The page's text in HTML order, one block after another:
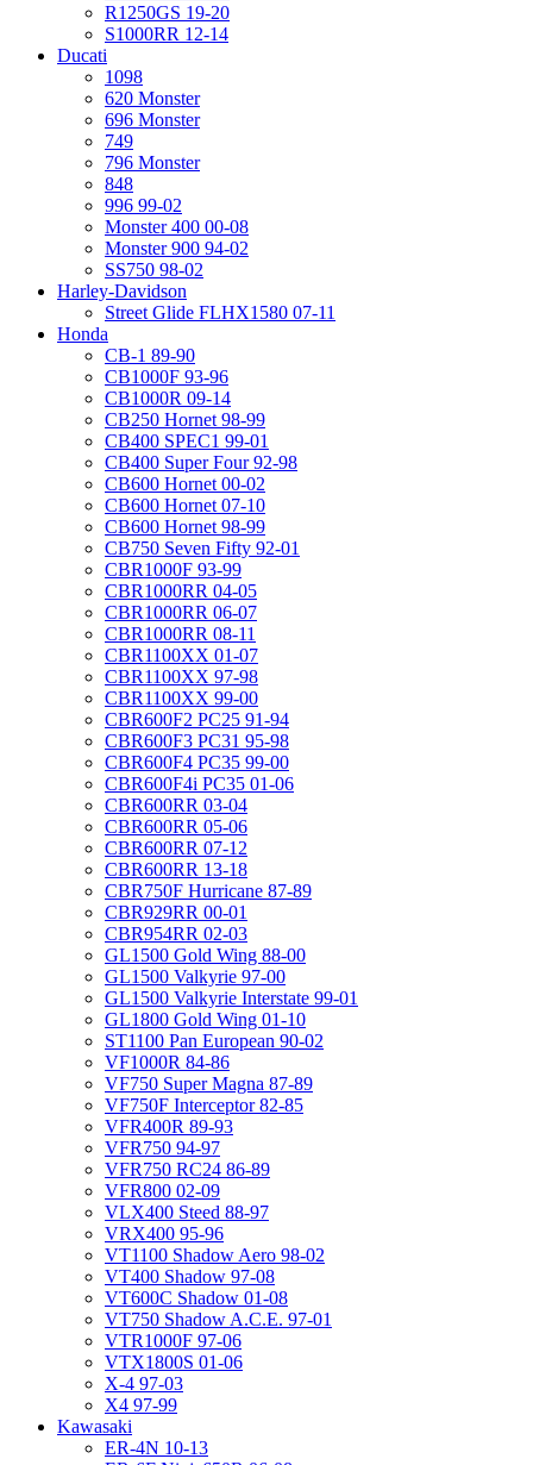
R1250GS 19-20
S1000RR 12-14
Ducati
1098
620 Monster
696 Monster
749
796 Monster
848
996 99-02
Monster 400 00-08
Monster 900 94-02
SS750 98-02
Harley-Davidson
Street Glide FLHX1580 07-11
Honda
CB-1 89-90
CB1000F 93-96
CB1000R 09-14
CB250 Hornet 98-99
CB400 SPEC1 99-01
CB400 Super Four 92-98
CB600 Hornet 00-02
CB600 Hornet 07-10
CB600 Hornet 98-99
CB750 Seven Fifty 92-01
CBR1000F 93-99
CBR1000RR 04-05
CBR1000RR 06-07
CBR1000RR 08-11
CBR1100XX 01-07
CBR1100XX 97-98
CBR1100XX 99-00
CBR600F2 PC25 91-94
CBR600F3 PC31 95-98
CBR600F4 PC35 99-00
CBR600F4i PC35 01-06
CBR600RR 03-04
CBR600RR 05-06
CBR600RR 07-12
CBR600RR 13-18
CBR750F Hurricane 87-89
CBR929RR 00-01
CBR954RR 02-03
GL1500 Gold Wing 88-00
GL1500 Valkyrie 97-00
GL1500 Valkyrie Interstate 99-01
GL1800 Gold Wing 01-10
ST1100 Pan European 90-02
VF1000R 84-86
VF750 Super Magna 87-89
VF750F Interceptor 82-85
VFR400R 89-93
VFR750 94-97
VFR750 RC24 86-89
VFR800 02-09
VLX400 Steed 88-97
VRX400 95-96
VT1100 Shadow Aero 98-02
VT400 Shadow 97-08
VT600C Shadow 01-08
VT750 Shadow A.C.E. 97-01
VTR1000F 97-06
VTX1800S 01-06
X-4 97-03
X4 97-99
Kawasaki
ER-4N 10-13